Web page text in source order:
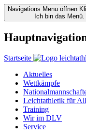
Navigations Menu öffnen
Ich bin das Menü.
Startseite
Aktuelles
Wettkämpfe
Leichtathletik für
Training
Wir im DLV
Service